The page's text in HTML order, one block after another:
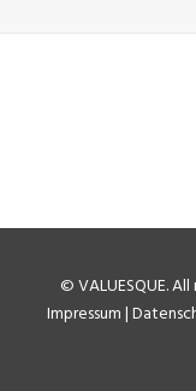
©VALUESQUE.
Impressum|